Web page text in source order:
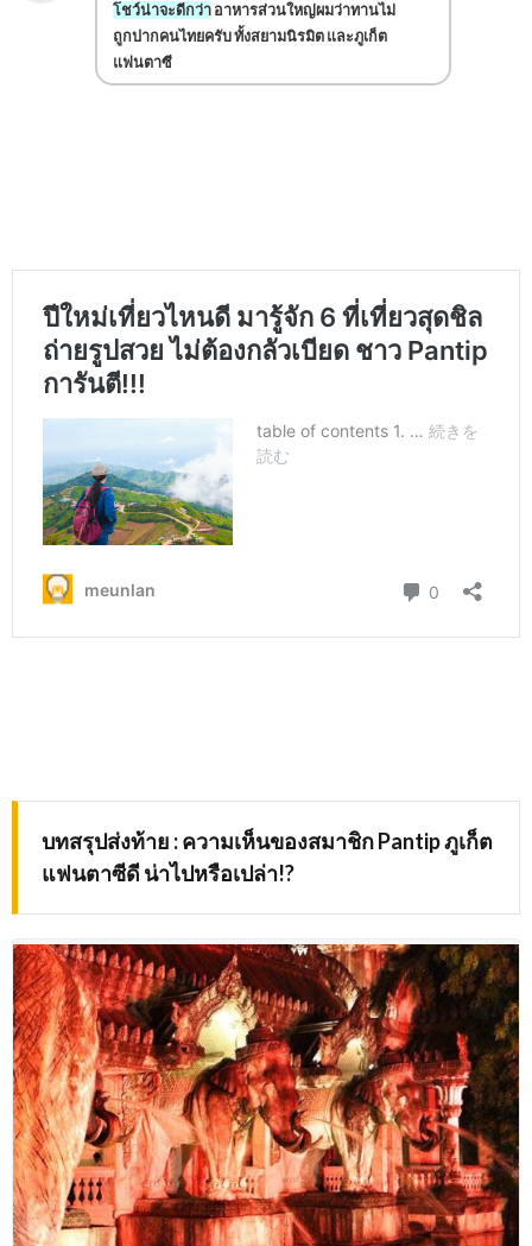
โชว์น่าจะดีกว่าอาหารส่วนใหญ่ผมว่าทานไม่
ถูกปากคนไทยครับ ทั้งสยามนิรมิต และภูเก็ต
แฟนตาซี
บทสรุปส่งท้าย :ความเห็นของสมาชิกPantipภูเก็ต
แฟนตาซีดี น่าไปหรือเปล่า!?